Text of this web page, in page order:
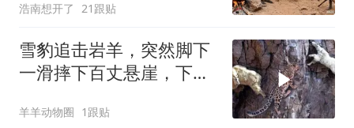
浩南想开了 21跟贴
雪豹追击岩羊，突然脚下
一滑摔下百丈悬崖，下一
羊羊动物圈 1跟贴